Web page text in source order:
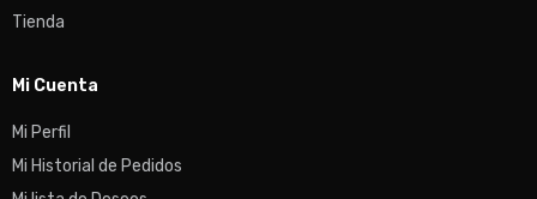
Tienda
Mi Cuenta
Mi Perfil
Mi Historial de Pedidos